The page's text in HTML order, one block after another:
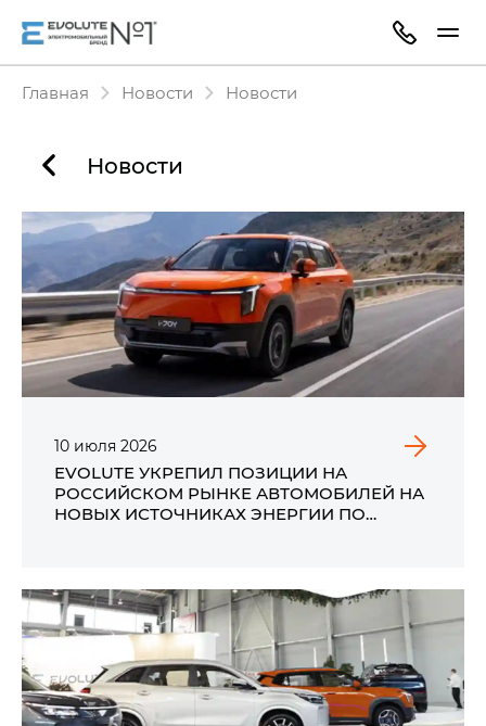
Главная Новости Новости
Новости
10 июля 2026
EVOLUTE УКРЕПИЛ ПОЗИЦИИ НА
РОССИЙСКОМ РЫНКЕ АВТОМОБИЛЕЙ НА
НОВЫХ ИСТОЧНИКАХ ЭНЕРГИИ ПО